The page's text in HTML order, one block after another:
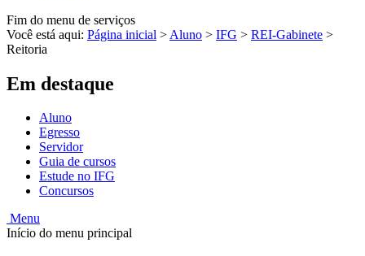
Fim do menu de serviços
Você está aqui: Página inicial > Aluno > IFG > REI-Gabinete >
Reitoria
Em destaque
Aluno
Egresso
Servidor
Guia de cursos
Estude no IFG
Concursos
Menu
Início do menu principal